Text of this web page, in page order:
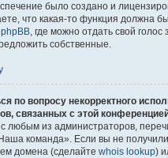
было создано и
что какая-то функция должна
, где можно отдать свой голос
собственные.
по вопросу некорректного
связанных с этой
любым из администраторов,
команда». Если вы не
домена (сделайте whois lookup)